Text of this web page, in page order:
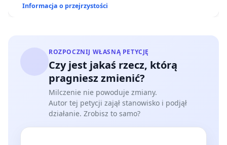
Informacja o przejrzystości
ROZPOCZNIJ WŁASNĄ PETYCJĘ
Czy jest jakaś rzecz, którą
pragniesz zmienić?
Milczenie nie powoduje zmiany.
Autor tej petycji zajął stanowisko i podjął
działanie. Zrobisz to samo?